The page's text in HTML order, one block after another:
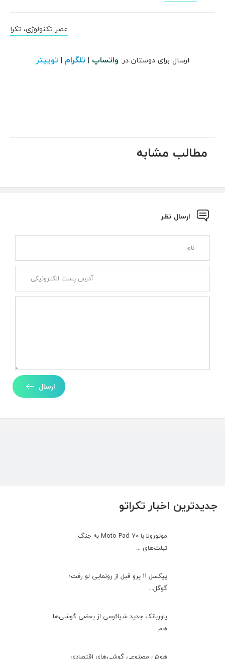
جدیدترین اخبار تکراتو
موتورولا با Moto Pad 70 به جنگ
تبلت‌های ...
پیکسل ۱۱ پرو قبل از رونمایی لو رفت؛
گوگل...
پاوربانک جدید شیائومی از بعضی گوشی‌ها
هم...
هوش مصنوعی گوشی‌های اقتصادی
عصر تکنولوژی، تکرا
ارسال برای دوستان در: واتساپ | تلگرام | توییتر
مطالب مشابه
ارسال نظر
ارسال